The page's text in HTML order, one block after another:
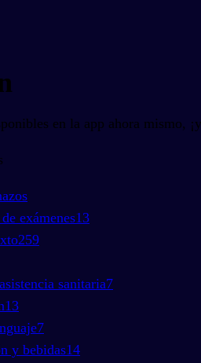
en la app ahora mismo,
exámenes13
259
sanitaria7
13
7
y bebidas14